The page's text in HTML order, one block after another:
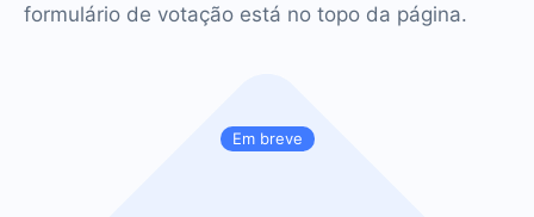
Em breve
formulário de votação está no topo da página.